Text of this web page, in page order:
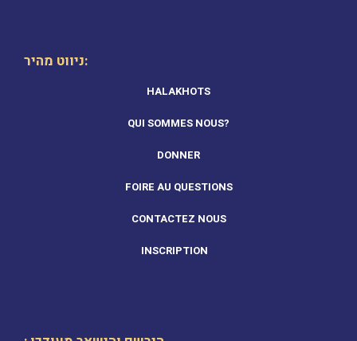
ניווט מהיר:
HALAKHOTS
QUI SOMMES NOUS?
DONNER
FOIRE AU QUESTIONS
CONTACTEZ NOUS
INSCRIPTION